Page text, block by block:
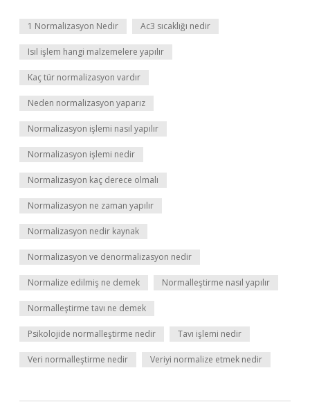
1 Normalizasyon Nedir Ac3 sıcaklığı nedir
Isıl işlem hangi malzemelere yapılır
Kaç tür normalizasyon vardır
Neden normalizasyon yaparız
Normalizasyon işlemi nasıl yapılır
Normalizasyon işlemi nedir
Normalizasyon kaç derece olmalı
Normalizasyon ne zaman yapılır
Normalizasyon nedir kaynak
Normalizasyon ve denormalizasyon nedir
Normalize edilmiş ne demek Normalleştirme nasıl yapılır
Normalleştirme tavı ne demek
Psikolojide normalleştirme nedir Tavı işlemi nedir
Veri normalleştirme nedir Veriyi normalize etmek nedir